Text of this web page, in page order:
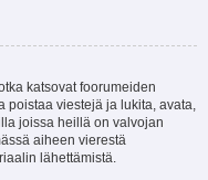
katsovat foorumeiden
poistaa viestejä ja lukita, avata,
joissa heillä on valvojan
aiheen vierestä
lähettämistä.